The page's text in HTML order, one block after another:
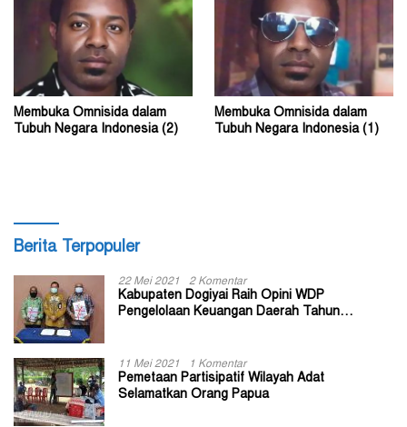
Membuka Omnisida dalam
Tubuh Negara Indonesia (2)
Membuka Omnisida dalam
Tubuh Negara Indonesia (1)
Berita Terpopuler
22 Mei 2021 2 Komentar
Kabupaten Dogiyai Raih Opini WDP
Pengelolaan Keuangan Daerah Tahun
11 Mei 2021 1 Komentar
Pemetaan Partisipatif Wilayah Adat
Selamatkan Orang Papua